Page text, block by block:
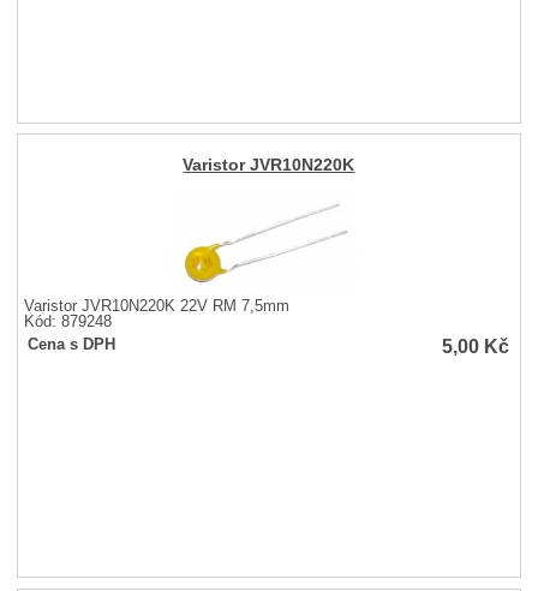
Varistor JVR10N220K
Varistor JVR10N220K 22V RM 7,5mm
Kód: 879248
Cena s DPH
5,00 Kč